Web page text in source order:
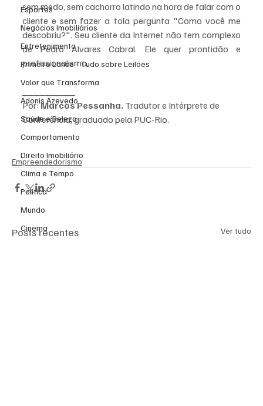
Esportes
Negócios Imobiliários
Entretenimento
Primeiro Lance - Tudo sobre Leilões
Valor que Transforma
Adonis Azevedo
Saúde e Beleza
Comportamento
Direito Imobiliário
Clima e Tempo
Política
Mundo
Cinema
sem medo, sem cachorro latindo na hora de falar com o
cliente e sem fazer a tola pergunta "Como você me
descobriu?". Seu cliente da Internet não tem complexo
de Pedro Álvares Cabral. Ele quer prontidão e
profissionalismo.
Por: Marcos Pessanha. Tradutor e Intérprete de
Conferência, graduado pela PUC-Rio.
Empreendedorismo
Posts recentes Ver tudo